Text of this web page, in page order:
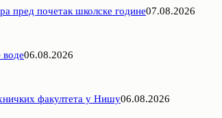
пред почетак школске године07.08.2026
воде06.08.2026
факултета у Нишу06.08.2026